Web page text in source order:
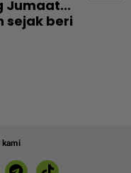
Jumaat...
sejak beri
kami